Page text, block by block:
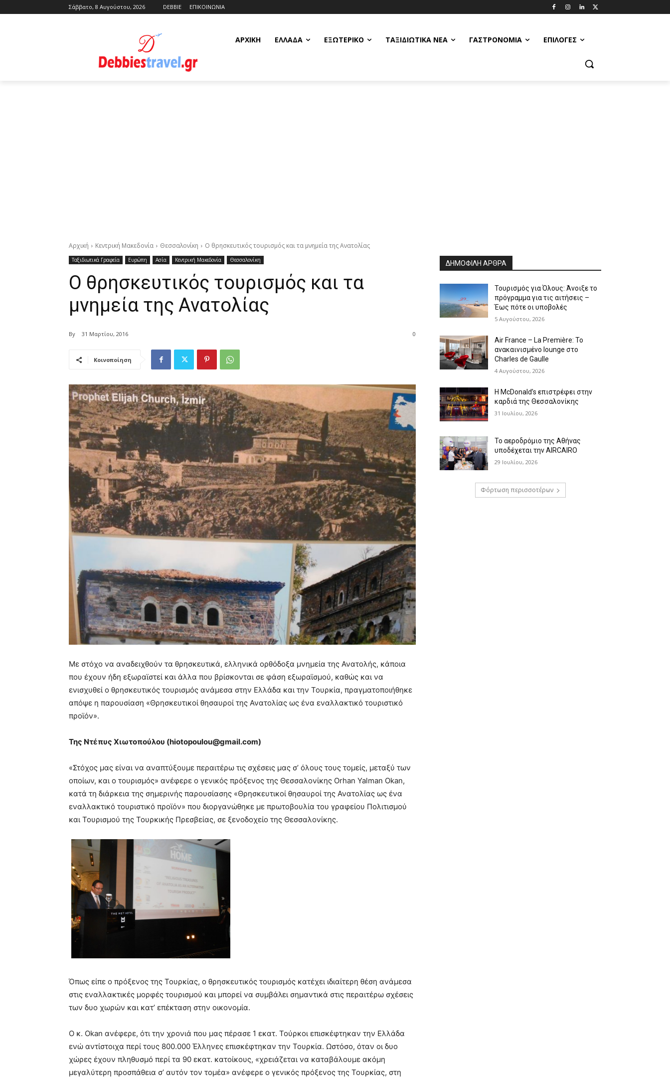
Σάββατο, 8 Αυγούστου, 2026 DEBBIE ΕΠΙΚΟΙΝΩΝΙΑ
ΑΡΧΙΚΗ ΕΛΛΆΔΑ ΕΞΩΤΕΡΙΚΌ ΤΑΞΙΔΙΩΤΙΚΆ ΝΈΑ ΓΑΣΤΡΟΝΟΜΊΑ ΕΠΙΛΟΓΈΣ
Αρχική Κεντρική Μακεδονία Θεσσαλονίκη Ο θρησκευτικός τουρισμός και τα μνημεία της Ανατολίας
Ταξιδιωτικά Γραφεία Ευρώπη Ασία Κεντρική Μακεδονία Θεσσαλονίκη
Ο θρησκευτικός τουρισμός και τα
μνημεία της Ανατολίας
By 31 Μαρτίου, 2016 0
Κοινοποίηση
Με στόχο να αναδειχθούν τα θρησκευτικά, ελληνικά ορθόδοξα μνημεία της Ανατολής, κάποια
που έχουν ήδη εξωραϊστεί και άλλα που βρίσκονται σε φάση εξωραϊσμού, καθώς και να
ενισχυθεί ο θρησκευτικός τουρισμός ανάμεσα στην Ελλάδα και την Τουρκία, πραγματοποιήθηκε
απόψε η παρουσίαση «Θρησκευτικοί θησαυροί της Ανατολίας ως ένα εναλλακτικό τουριστικό
προϊόν».
Της Ντέπυς Χιωτοπούλου (hiotopoulou@gmail.com)
«Στόχος μας είναι να αναπτύξουμε περαιτέρω τις σχέσεις μας σ’ όλους τους τομείς, μεταξύ των
οποίων, και ο τουρισμός» ανέφερε ο γενικός πρόξενος της Θεσσαλονίκης Orhan Yalman Okan,
κατά τη διάρκεια της σημερινής παρουσίασης «Θρησκευτικοί θησαυροί της Ανατολίας ως ένα
εναλλακτικό τουριστικό προϊόν» που διοργανώθηκε με πρωτοβουλία του γραφείου Πολιτισμού
και Τουρισμού της Τουρκικής Πρεσβείας, σε ξενοδοχείο της Θεσσαλονίκης.
Όπως είπε ο πρόξενος της Τουρκίας, ο θρησκευτικός τουρισμός κατέχει ιδιαίτερη θέση ανάμεσα
στις εναλλακτικές μορφές τουρισμού και μπορεί να συμβάλει σημαντικά στις περαιτέρω σχέσεις
των δυο χωρών και κατ’ επέκταση στην οικονομία.
Ο κ. Okan ανέφερε, ότι την χρονιά που μας πέρασε 1 εκατ. Τούρκοι επισκέφτηκαν την Ελλάδα
ενώ αντίστοιχα περί τους 800.000 Έλληνες επισκέφτηκαν την Τουρκία. Ωστόσο, όταν οι δυο
χώρες έχουν πληθυσμό περί τα 90 εκατ. κατοίκους, «χρειάζεται να καταβάλουμε ακόμη
μεγαλύτερη προσπάθεια σ’ αυτόν τον τομέα» ανέφερε ο γενικός πρόξενος της Τουρκίας, στη
ΔΗΜΟΦΙΛΗ ΑΡΘΡΑ
Τουρισμός για Όλους: Άνοιξε το
πρόγραμμα για τις αιτήσεις –
Έως πότε οι υποβολές
5 Αυγούστου, 2026
Air France – La Première: Το
ανακαινισμένο lounge στο
Charles de Gaulle
4 Αυγούστου, 2026
Η McDonald’s επιστρέφει στην
καρδιά της Θεσσαλονίκης
31 Ιουλίου, 2026
Το αεροδρόμιο της Αθήνας
υποδέχεται την AIRCAIRO
29 Ιουλίου, 2026
Φόρτωση περισσοτέρων